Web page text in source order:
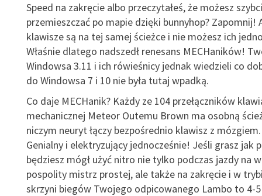
Speed na zakręcie albo przeczytałeś, że możesz
przemieszczać po mapie dzięki bunnyhop? Zapomnij!
klawisze są na tej samej ścieżce i nie możesz ich
Właśnie dlatego nadszedł renesans MECHaników!
Windowsa 3.11 i ich rówieśnicy jednak wiedzieli co
do Windowsa 7 i 10 nie była tutaj wpadką.
Co daje MECHanik? Każdy ze 104 przełączników
mechanicznej Meteor Outemu Brown ma osobną
niczym neuryt łączy bezpośrednio klawisz z
Genialny i elektryzujący jednocześnie! Jeśli grasz jak
będziesz mógł użyć nitro nie tylko podczas jazdy na
pospolity mistrz prostej, ale także na zakręcie i w
skrzyni biegów Twojego odpicowanego Lambo to 4-